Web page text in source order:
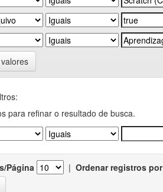
para refinar o resultado de busca.
Página | Ordenar registros por